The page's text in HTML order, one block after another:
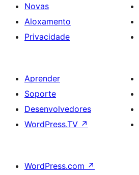
Novas
Aloxamento
Privacidade
Aprender
Soporte
Desenvolvedores
WordPress.TV ↗
WordPress.com ↗